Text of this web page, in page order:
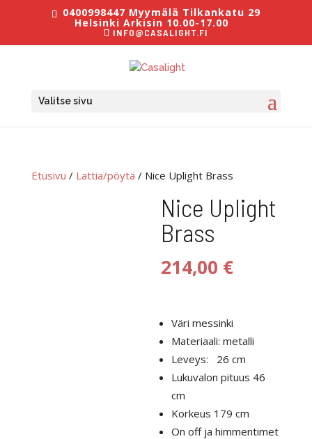
0400998447 Myymälä Tilkankatu 29
Helsinki Arkisin 10.00-17.00
INFO@CASALIGHT.FI
Valitse sivu
Etusivu / Lattia/pöytä / Nice Uplight Brass
Nice Uplight
Brass
214,00 €
Väri messinki
Materiaali: metalli
Leveys: 26 cm
Lukuvalon pituus 46
cm
Korkeus 179 cm
On off ja himmentimet